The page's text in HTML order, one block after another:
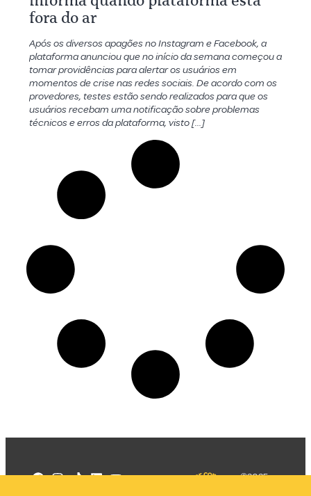
fora do ar
Após os diversos apagões no Instagram e Facebook, a
plataforma anunciou que no início da semana começou a
tomar providências para alertar os usuários em
momentos de crise nas redes sociais. De acordo com os
provedores, testes estão sendo realizados para que os
usuários recebam uma notificação sobre problemas
técnicos e erros da plataforma, visto […]
©2025